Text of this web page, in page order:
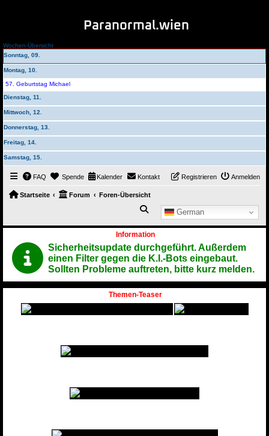
Paranormal.wien
Wochen-Übersicht
Sonntag, 09.
Montag, 10.
57. Geburtstag Michael
Dienstag, 11.
Mittwoch, 12.
Donnerstag, 13.
Freitag, 14.
Samstag, 15.
FAQ Spende Kalender Kontakt Anmelden
Registrieren
Startseite Forum Foren-Übersicht
German
Suche
Information
Sicherheitsupdate durchgeführt. Außerdem
einen Filter gegen die K.I.-Bots eingebaut.
Sollten Probleme auftreten, bitte kurz melden.
Themen-Teaser